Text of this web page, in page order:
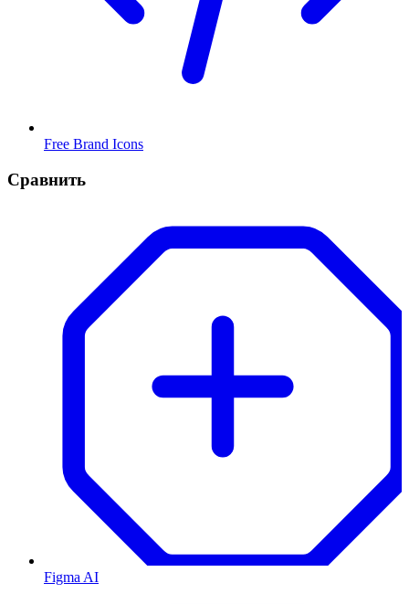
Free Brand Icons
Сравнить
Figma AI